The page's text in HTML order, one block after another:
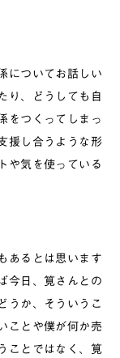
についてお話しい
り、どうしても自
をつくってしまっ
援し合うような形
や気を使っている
あるとは思います
今日、筧さんとの
うか、そういうこ
ことや僕が何か売
ことではなく、筧